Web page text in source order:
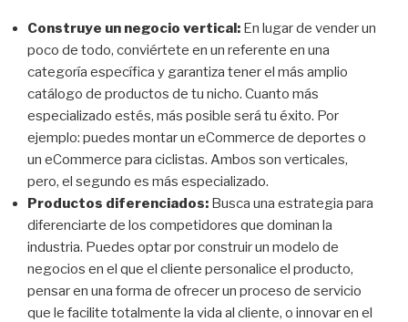
Construye un negocio vertical: En lugar de vender un
poco de todo, conviértete en un referente en una
categoría específica y garantiza tener el más amplio
catálogo de productos de tu nicho. Cuanto más
especializado estés, más posible será tu éxito. Por
ejemplo: puedes montar un eCommerce de deportes o
un eCommerce para ciclistas. Ambos son verticales,
pero, el segundo es más especializado.
Productos diferenciados: Busca una estrategia para
diferenciarte de los competidores que dominan la
industria. Puedes optar por construir un modelo de
negocios en el que el cliente personalice el producto,
pensar en una forma de ofrecer un proceso de servicio
que le facilite totalmente la vida al cliente, o innovar en el